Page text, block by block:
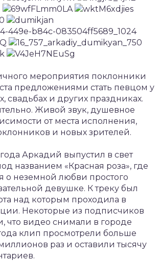
мероприятия поклонники
предложениями стать певцом у
свадьбах и других праздниках.
Живой звук, душевное
от места исполнения,
и новых зрителей.
Аркадий выпустил в свет
названием «Красная роза», где
о неземной любви простого
девушке. К треку был
над которым проходила в
Некоторые из подписчиков
что видео снимали в городе
клип просмотрели больше
раз и оставили тысячу